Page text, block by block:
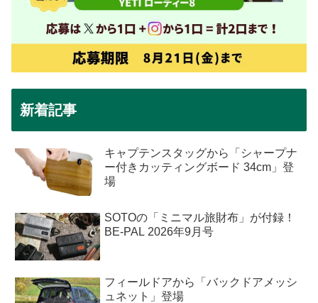
新着記事
キャプテンスタッグから「シャープナ
ー付きカッティングボード 34cm」登
場
SOTOの「ミニマル旅財布」が付録！
BE-PAL 2026年9月号
フィールドアから「バックドアメッシ
ュネット」登場